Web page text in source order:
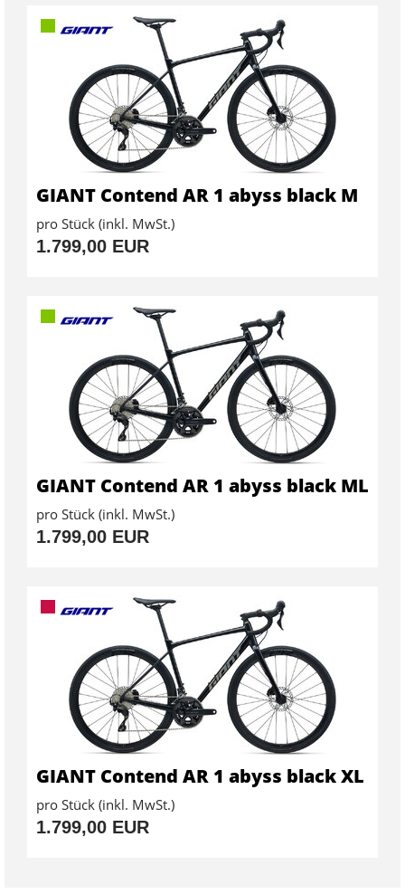
GIANT Contend AR 1 abyss black M
pro Stück (inkl. MwSt.)
1.799,00 EUR
GIANT Contend AR 1 abyss black ML
pro Stück (inkl. MwSt.)
1.799,00 EUR
GIANT Contend AR 1 abyss black XL
pro Stück (inkl. MwSt.)
1.799,00 EUR